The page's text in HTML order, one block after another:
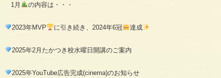
1月 の内容は・・・
2023年MVP に引き続き、2024年6冠 達成
2025年2月たかつき校水曜日開講のご案内
2025年YouTube広告完成(cinema)のお知らせ